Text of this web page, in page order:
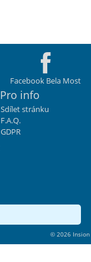
Facebook Bela Most
Pro info
Sdílet stránku
F.A.Q.
GDPR
© 2026 Insion